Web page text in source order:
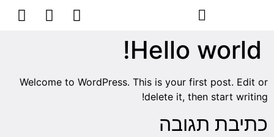
Hello world!
Welcome to WordPress. This is your first post. Edit or
delete it, then start writing!
כתיבת תגובה